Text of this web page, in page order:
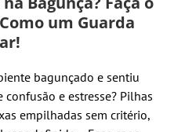
um Guarda
bagunçado e sentiu
e estresse? Pilhas
empilhadas sem critério,